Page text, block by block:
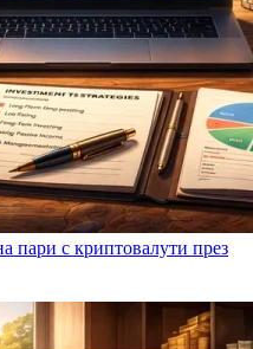
пари с криптовалути през